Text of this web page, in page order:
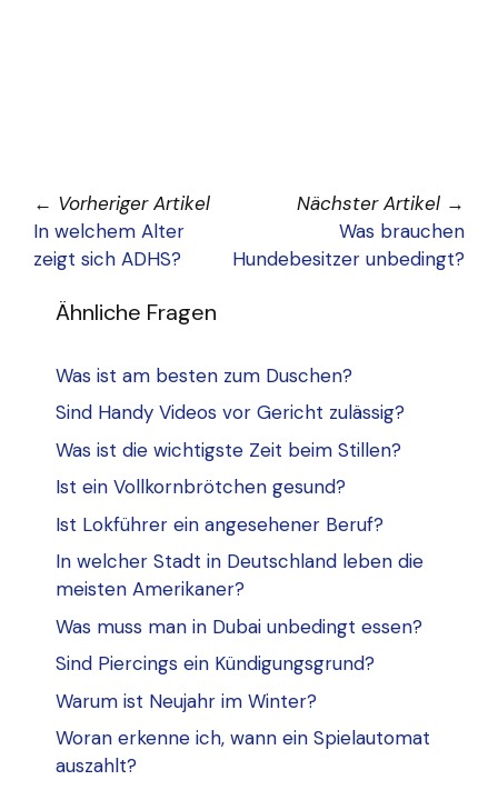
← Vorheriger Artikel
In welchem Alter
zeigt sich ADHS?
Nächster Artikel →
Was brauchen
Hundebesitzer unbedingt?
Ähnliche Fragen
Was ist am besten zum Duschen?
Sind Handy Videos vor Gericht zulässig?
Was ist die wichtigste Zeit beim Stillen?
Ist ein Vollkornbrötchen gesund?
Ist Lokführer ein angesehener Beruf?
In welcher Stadt in Deutschland leben die
meisten Amerikaner?
Was muss man in Dubai unbedingt essen?
Sind Piercings ein Kündigungsgrund?
Warum ist Neujahr im Winter?
Woran erkenne ich, wann ein Spielautomat
auszahlt?